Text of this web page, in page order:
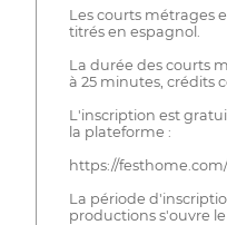
Les courts métrages
titrés en espagnol.
La durée des courts
à 25 minutes, crédits
L'inscription est
la plateforme :
https://festhome.com/
La période
productions s'ouvre le